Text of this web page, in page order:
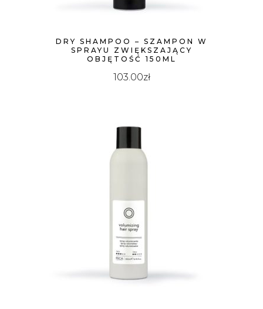
DRY SHAMPOO – SZAMPON W
SPRAYU ZWIĘKSZAJĄCY
OBJĘTOŚĆ 150ML
103.00zł